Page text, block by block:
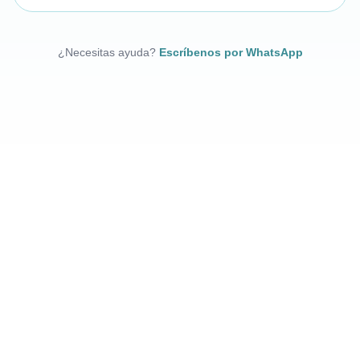
¿Necesitas ayuda? Escríbenos por WhatsApp